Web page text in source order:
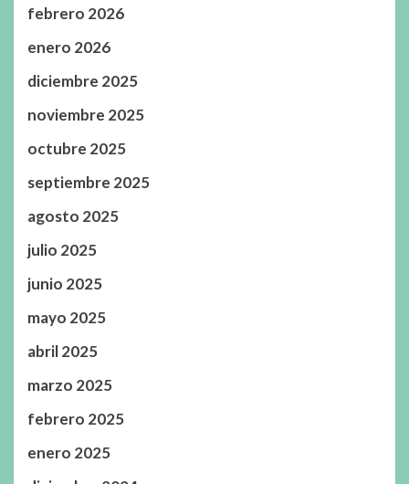
febrero 2026
enero 2026
diciembre 2025
noviembre 2025
octubre 2025
septiembre 2025
agosto 2025
julio 2025
junio 2025
mayo 2025
abril 2025
marzo 2025
febrero 2025
enero 2025